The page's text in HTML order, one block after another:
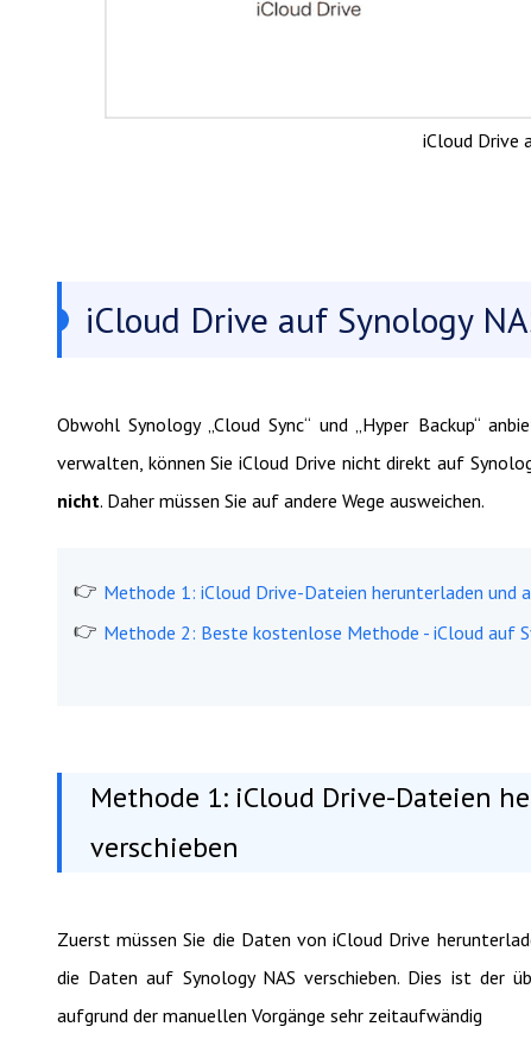
iCloud Drive
iCloud Drive auf Synology
Obwohl Synology „Cloud Sync“ und „Hyper Backup“
verwalten, können Sie iCloud Drive nicht direkt auf
nicht. Daher müssen Sie auf andere Wege ausweichen.
Methode 1: iCloud Drive-Dateien herunterladen und
Methode 2: Beste kostenlose Methode - iCloud auf
Methode 1: iCloud Drive-Dateien
verschieben
Zuerst müssen Sie die Daten von iCloud Drive
die Daten auf Synology NAS verschieben. Dies ist der
aufgrund der manuellen Vorgänge sehr zeitaufwändig